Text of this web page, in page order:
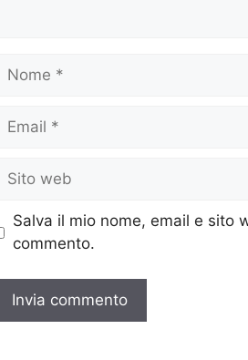
Nome
Email
Sito
web
Salva il mio nome, email e sito
commento.